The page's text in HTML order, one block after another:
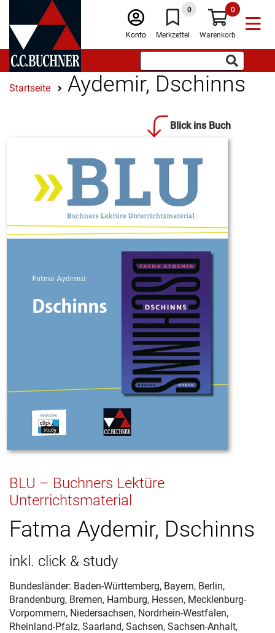
Konto
0
Merkzettel
0
Warenkorb
Startseite Aydemir, Dschinns
Blick ins Buch
BLU – Buchners Lektüre
Unterrichtsmaterial
Fatma Aydemir, Dschinns
inkl. click & study
Bundesländer: Baden-Württemberg, Bayern, Berlin,
Brandenburg, Bremen, Hamburg, Hessen, Mecklenburg-
Vorpommern, Niedersachsen, Nordrhein-Westfalen,
Rheinland-Pfalz, Saarland, Sachsen, Sachsen-Anhalt,